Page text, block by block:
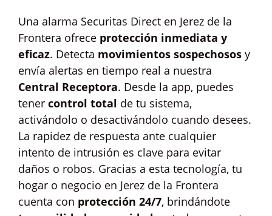
Una alarma Securitas Direct en Jerez de la
Frontera ofrece protección inmediata y
eficaz. Detecta movimientos sospechosos y
envía alertas en tiempo real a nuestra
Central Receptora. Desde la app, puedes
tener control total de tu sistema,
activándolo o desactivándolo cuando desees.
La rapidez de respuesta ante cualquier
intento de intrusión es clave para evitar
daños o robos. Gracias a esta tecnología, tu
hogar o negocio en Jerez de la Frontera
cuenta con protección 24/7, brindándote